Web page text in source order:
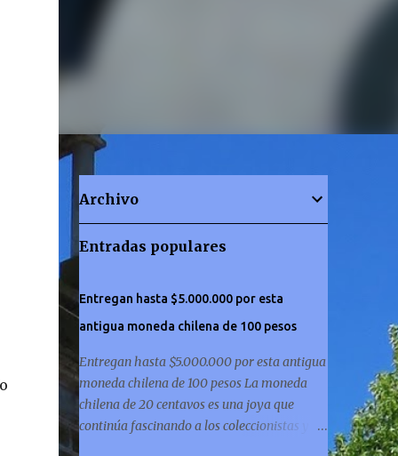
Archivo
Entradas populares
Entregan hasta $5.000.000 por esta
antigua moneda chilena de 100 pesos
Entregan hasta $5.000.000 por esta antigua
moneda chilena de 100 pesos La moneda
chilena de 20 centavos es una joya que
continúa fascinando a los coleccionistas y a